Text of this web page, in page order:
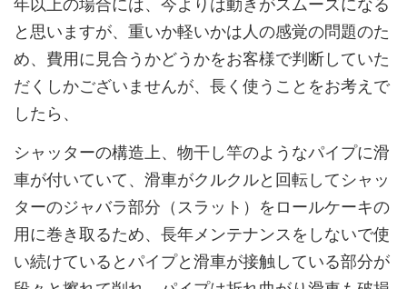
と思いますが、重いか軽いかは人の感覚の問題のた
め、費用に見合うかどうかをお客様で判断していた
だくしかございませんが、長く使うことをお考えで
したら、
シャッターの構造上、物干し竿のようなパイプに滑
車が付いていて、滑車がクルクルと回転してシャッ
ターのジャバラ部分（スラット）をロールケーキの
用に巻き取るため、長年メンテナンスをしないで使
い続けているとパイプと滑車が接触している部分が